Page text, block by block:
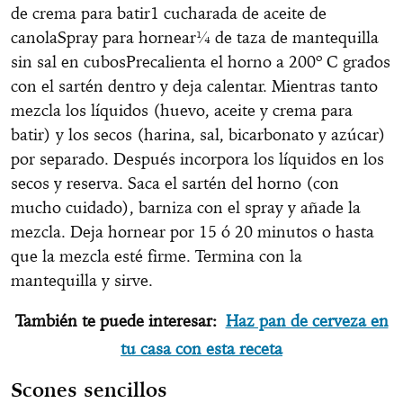
de crema para batir1 cucharada de aceite de
canolaSpray para hornear¼ de taza de mantequilla
sin sal en cubosPrecalienta el horno a 200º C grados
con el sartén dentro y deja calentar. Mientras tanto
mezcla los líquidos (huevo, aceite y crema para
batir) y los secos (harina, sal, bicarbonato y azúcar)
por separado. Después incorpora los líquidos en los
secos y reserva. Saca el sartén del horno (con
mucho cuidado), barniza con el spray y añade la
mezcla. Deja hornear por 15 ó 20 minutos o hasta
que la mezcla esté firme. Termina con la
mantequilla y sirve.
También te puede interesar: Haz pan de cerveza en
tu casa con esta receta
Scones sencillos